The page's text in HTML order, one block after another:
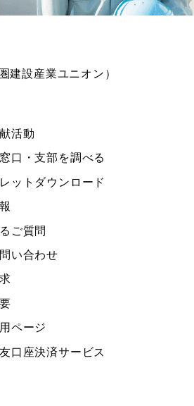
建設産業ユニオン）
活動
口・支部を調べる
ットダウンロード
ご質問
い合わせ
ページ
口座決済サービス